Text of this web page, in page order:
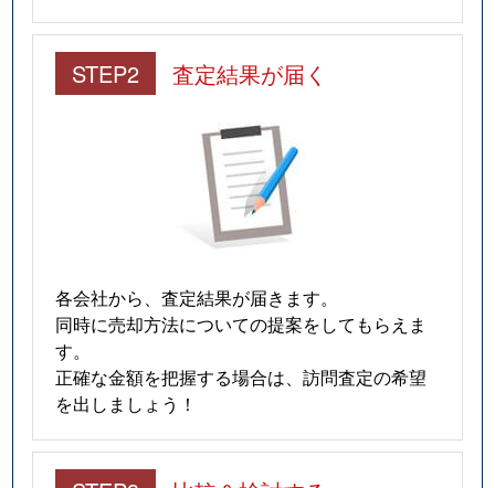
STEP2 査定結果が届く
各会社から、査定結果が届きます。
同時に売却方法についての提案をしてもらえま
す。
正確な金額を把握する場合は、訪問査定の希望
を出しましょう！